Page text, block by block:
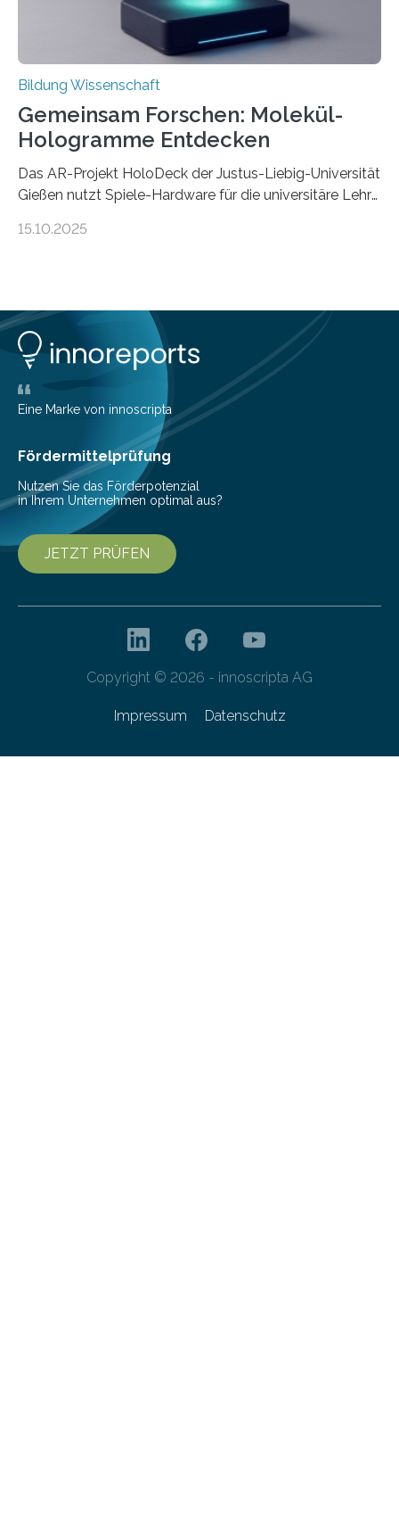
Bildung Wissenschaft
Gemeinsam Forschen: Molekül-
Hologramme Entdecken
Das AR-Projekt HoloDeck der Justus-Liebig-Universität
Gießen nutzt Spiele-Hardware für die universitäre Lehre
bekannte Augmented-Reality-Technologie (AR) hält
komplexe molekulare Zusammenhänge sichtbar zu
machen. Mehrere Personen können dabei gemeinsam
auf einer speziellen faltbaren Arbeitsoberfläche ein
computererzeugtes, für alle Teilnehmer aus der jeweils
individuellen Perspektive sichtbares 3D-Hologramm
betrachten. In diesem Wintersemester erhalten
interessierte Studierende bei zwei Terminen…
15.10.2025
Eine Marke von innoscripta
Fördermittelprüfung
Nutzen Sie das Förderpotenzial
in Ihrem Unternehmen optimal aus?
JETZT PRÜFEN
Copyright © 2026 - innoscripta AG
Impressum Datenschutz